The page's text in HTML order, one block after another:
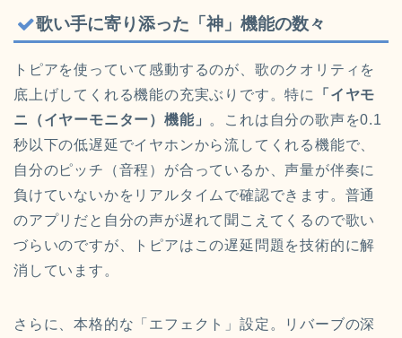
歌い手に寄り添った「神」機能の数々
トピアを使っていて感動するのが、歌のクオリティを
底上げしてくれる機能の充実ぶりです。特に
「イヤモ
ニ（イヤーモニター）機能」 。これは自分の歌声を0.1
秒以下の低遅延でイヤホンから流してくれる機能で、
自分のピッチ（音程）が合っているか、声量が伴奏に
負けていないかをリアルタイムで確認できます。普通
のアプリだと自分の声が遅れて聞こえてくるので歌い
づらいのですが、トピアはこの遅延問題を技術的に解
消しています。
さらに、本格的な「エフェクト」設定。リバーブの深